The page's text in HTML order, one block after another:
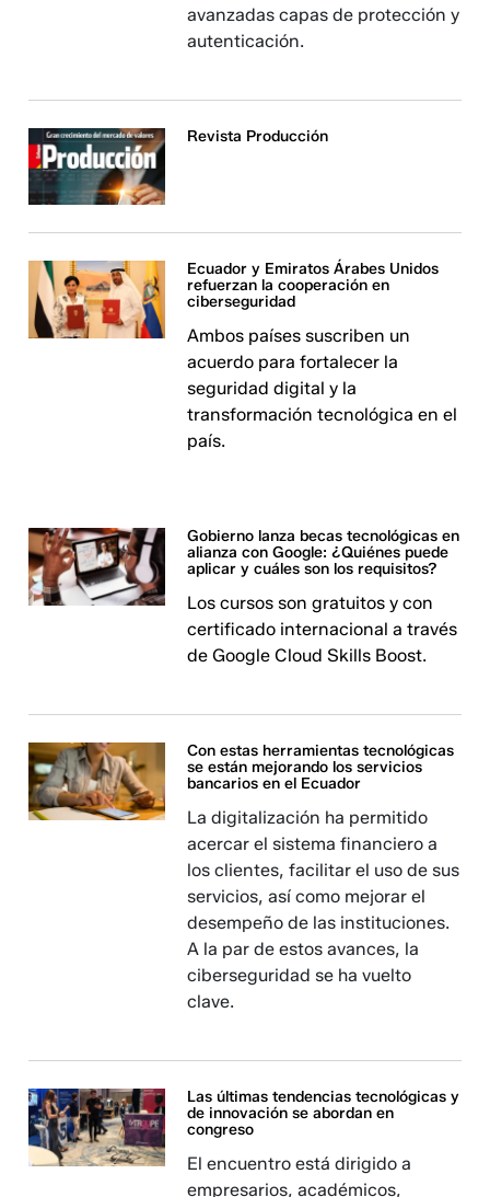
avanzadas capas de protección y
autenticación.
Revista Producción
Ecuador y Emiratos Árabes Unidos
refuerzan la cooperación en
ciberseguridad
Ambos países suscriben un
acuerdo para fortalecer la
seguridad digital y la
transformación tecnológica en el
país.
Gobierno lanza becas tecnológicas en
alianza con Google: ¿Quiénes puede
aplicar y cuáles son los requisitos?
Los cursos son gratuitos y con
certificado internacional a través
de Google Cloud Skills Boost.
Con estas herramientas tecnológicas
se están mejorando los servicios
bancarios en el Ecuador
La digitalización ha permitido
acercar el sistema financiero a
los clientes, facilitar el uso de sus
servicios, así como mejorar el
desempeño de las instituciones.
A la par de estos avances, la
ciberseguridad se ha vuelto
clave.
Las últimas tendencias tecnológicas y
de innovación se abordan en
congreso
El encuentro está dirigido a
empresarios, académicos,